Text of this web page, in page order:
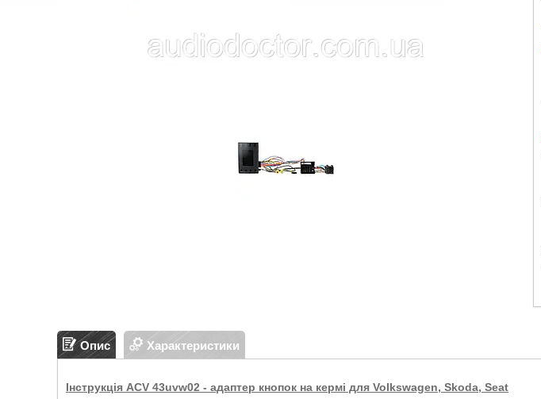
Опис Характеристики
Інструкція ACV 43uvw02 - адаптер кнопок на кермі для Volkswagen, Skoda, Seat